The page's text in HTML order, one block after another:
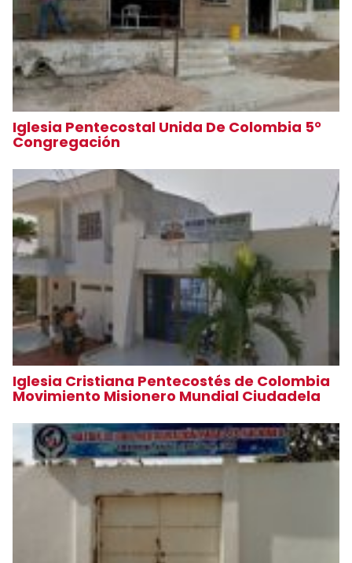
Iglesia Pentecostal Unida De Colombia 5°
Congregación
Iglesia Cristiana Pentecostés de Colombia
Movimiento Misionero Mundial Ciudadela